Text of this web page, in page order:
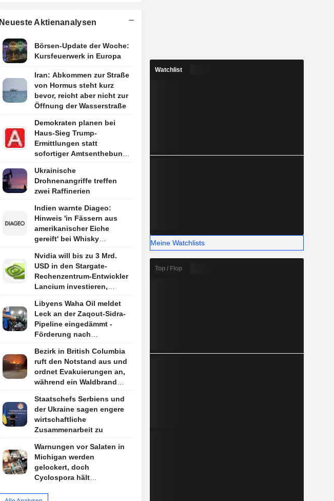
Neueste Aktienanalysen
Börsen-Update der Woche:
Kursfeuerwerk in Europa
Iran: Abkommen zur Straße
von Hormus steht kurz
bevor, reicht aber nicht zur
Öffnung der Wasserstraße
Demokraten planen bei
Haus-Sieg Trump-
Ermittlungen statt
sofortiger Amtsenthebung,
Ukrainische
Drohnenangriffe treffen
zwei Raffinerien
Indien warnte Diageo:
Hinweis 'in Fässern aus
amerikanischer Eiche
gereift' bei Whisky
Nvidia will bis zu 3 Mrd.
USD in den Stargate-
Rechenzentrum-Entwickler
Lancium investieren,
Libyens Waha Oil meldet
Leck an der Zaqout-Sidra-
Pipeline eingedämmt -
Förderung nach
aufgenommen
Bezirk in British Columbia
ruft den Notstand aus und
ordnet Evakuierungen an,
während ein Waldbrand
Staatschefs Serbiens und
der Ukraine sagen engere
wirtschaftliche
Zusammenarbeit zu
Warnungen vor Salaten in
Michigan werden
gelockert, doch
Cyclospora hält
Alarmbereitschaft
Watchlist
Meine Watchlists
Top / Flop